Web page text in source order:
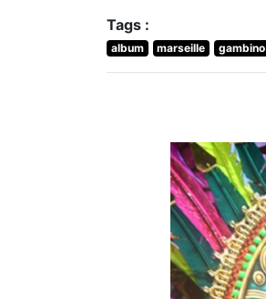
Tags :
album marseille gambino